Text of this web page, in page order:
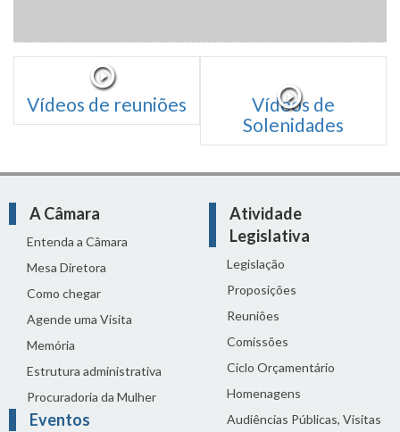
Vídeos de reuniões
Vídeos de
Solenidades
A Câmara
Entenda a Câmara
Mesa Diretora
Como chegar
Agende uma Visita
Memória
Estrutura administrativa
Procuradoria da Mulher
Eventos
Atividade
Legislativa
Legislação
Proposições
Reuniões
Comissões
Ciclo Orçamentário
Homenagens
Audiências Públicas, Visitas